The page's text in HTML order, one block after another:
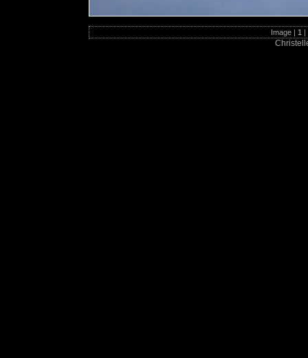
Image | 1 |